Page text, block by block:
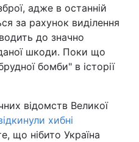
адже в останній
за рахунок виділення
до значно
шкоди. Поки що
бомби" в історії
відомств Великої
хибні
що нібито Україна